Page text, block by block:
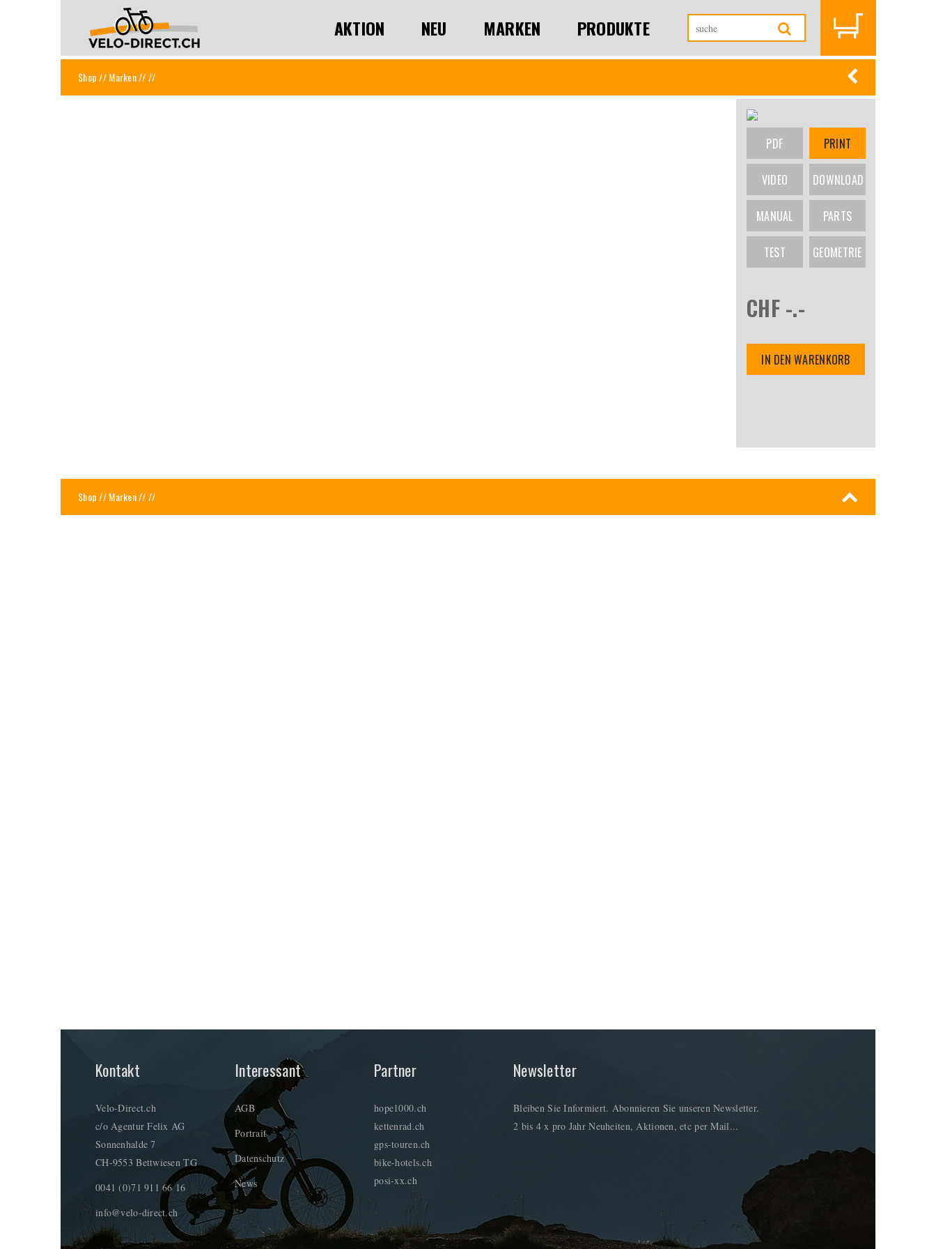
AKTION NEU MARKEN PRODUKTE
Shop//Marken////
PDF PRINT
VIDEO DOWNLOAD
MANUAL PARTS
TEST GEOMETRIE
CHF -.-
IN DEN WARENKORB
Shop//Marken////
Kontakt
Velo-Direct.ch
c/o Agentur Felix AG
Sonnenhalde 7
CH-9553 Bettwiesen TG
0041 (0)71 911 66 16
info@velo-direct.ch
Interessant
AGB
Portrait
Datenschutz
News
Partner
hope1000.ch
kettenrad.ch
gps-touren.ch
bike-hotels.ch
posi-xx.ch
Newsletter
Bleiben Sie Informiert. Abonnieren Sie unseren Newsletter.
2 bis 4 x pro Jahr Neuheiten, Aktionen, etc per Mail...